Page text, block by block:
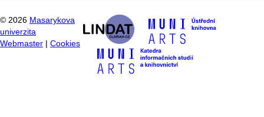
© 2026 Masarykova
univerzita
Webmaster
Cookies